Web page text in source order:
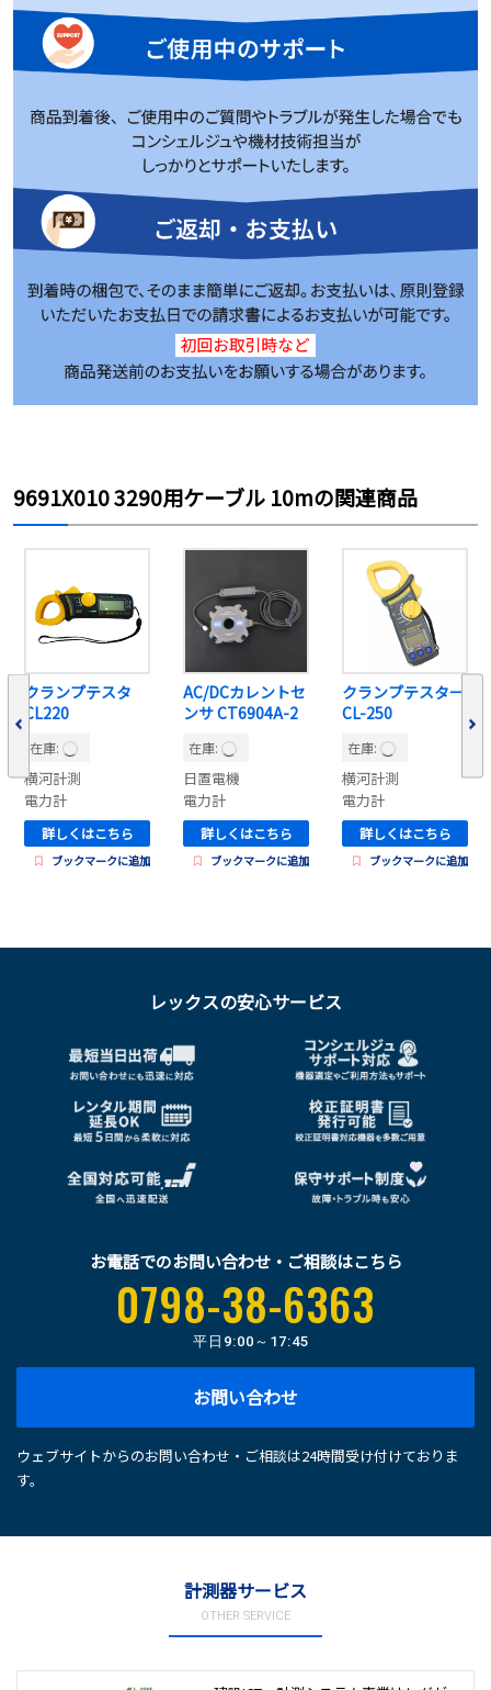
9691X010 3290用ケーブル 10mの関連商品
クランプテスタ
CL220
在庫:
横河計測
電力計
詳しくはこちら
ブックマークに追加
AC/DCカレントセ
ンサ CT6904A-2
在庫:
日置電機
電力計
詳しくはこちら
ブックマークに追加
クランプテスター
CL-250
在庫:
横河計測
電力計
詳しくはこちら
ブックマークに追加
レックスの安心サービス
お電話でのお問い合わせ・ご相談はこちら
0798-38-6363
平日 9:00～17:45
お問い合わせ
ウェブサイトからのお問い合わせ・ご相談は24時間受け付けておりま
す。
計測器サービス
OTHER SERVICE